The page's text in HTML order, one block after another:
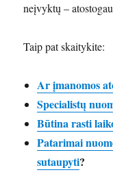
neįvyktų –
Taip pat skaitykite:
Ar įmanomos
Specialistų
Būtina rasti
Patarimai
sutaupyti?